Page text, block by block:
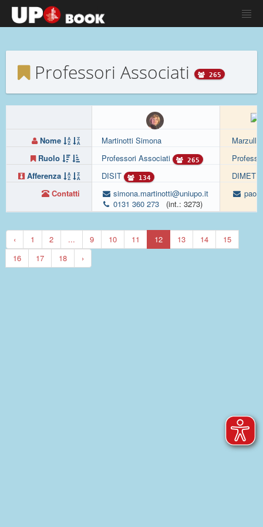
Professori Associati 265
Nome
Ruolo
Afferenza
Contatti
Martinotti Simona
Professori Associati
265
DISIT 134
simona.martinotti@uniupo.it
0131 360 273
(int.: 3273)
DIMET
‹ 1 2 ... 9 10 11 12 13 14
15
16
17 18 ›